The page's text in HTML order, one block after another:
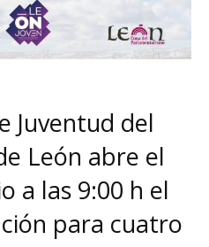
Juventud del
León abre el
a las 9:00 h el
para cuatro